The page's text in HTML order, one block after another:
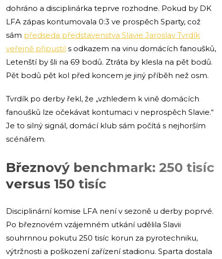
dohráno a disciplinárka teprve rozhodne. Pokud by DK
LFA zápas kontumovala 0:3 ve prospěch Sparty, což
sám předseda představenstva Slavie Jaroslav Tvrdík
veřejně připustil s odkazem na vinu domácích fanoušků,
Letenští by šli na 69 bodů. Ztráta by klesla na pět bodů.
Pět bodů pět kol před koncem je jiný příběh než osm.
Tvrdík po derby řekl, že „vzhledem k vině domácích
fanoušků lze očekávat kontumaci v neprospěch Slavie.“
Je to silný signál, domácí klub sám počítá s nejhorším
scénářem.
Březnový benchmark: 250 tisíc
versus 150 tisíc
Disciplinární komise LFA není v sezoně u derby poprvé.
Po březnovém vzájemném utkání udělila Slavii
souhrnnou pokutu 250 tisíc korun za pyrotechniku,
výtržnosti a poškození zařízení stadionu. Sparta dostala